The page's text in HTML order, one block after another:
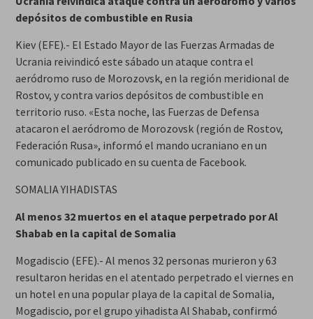
depósitos de combustible en Rusia
Kiev (EFE).- El Estado Mayor de las Fuerzas Armadas de
Ucrania reivindicó este sábado un ataque contra el
aeródromo ruso de Morozovsk, en la región meridional de
Rostov, y contra varios depósitos de combustible en
territorio ruso. «Esta noche, las Fuerzas de Defensa
atacaron el aeródromo de Morozovsk (región de Rostov,
Federación Rusa», informó el mando ucraniano en un
comunicado publicado en su cuenta de Facebook.
SOMALIA YIHADISTAS
Al menos 32 muertos en el ataque perpetrado por Al
Shabab en la capital de Somalia
Mogadiscio (EFE).- Al menos 32 personas murieron y 63
resultaron heridas en el atentado perpetrado el viernes en
un hotel en una popular playa de la capital de Somalia,
Mogadiscio, por el grupo yihadista Al Shabab, confirmó